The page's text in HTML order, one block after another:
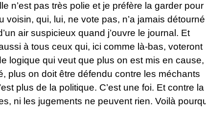
n’est pas très polie et je préfère la garder pour
qui, lui, ne vote pas, n’a jamais détourné
air suspicieux quand j’ouvre le journal. Et
à tous ceux qui, ici comme là-bas, voteront
logique qui veut que plus on est mis en cause,
plus on doit être défendu contre les méchants
plus de la politique. C’est une foi. Et contre la
ni les jugements ne peuvent rien. Voilà